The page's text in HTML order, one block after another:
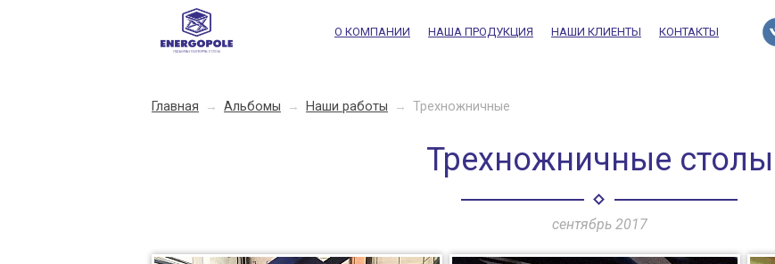
О КОМПАНИИ НАША ПРОДУКЦИЯ НАШИ КЛИЕНТЫ КОНТАКТЫ
Главная → Альбомы → Наши работы → Трехножничные
Трехножничные столы
сентябрь 2017